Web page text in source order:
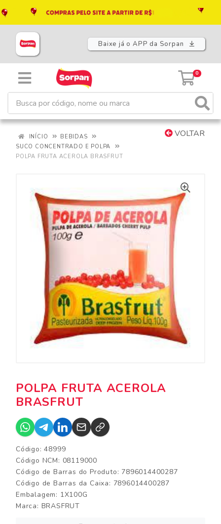
Baixe já o APP da Sorpan
0
VOLTAR
INÍCIO
BEBIDAS
SUCO CONCENTRADO E POLPA
POLPA FRUTA ACEROLA BRASFRUT
POLPA FRUTA ACEROLA
BRASFRUT
Código: 48999
Código NCM: 08119000
Código de Barras do Produto: 7896014400287
Código de Barras da Caixa: 7896014400287
Embalagem: 1X100G
Marca: BRASFRUT